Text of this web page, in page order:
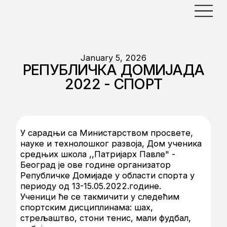
January 5, 2026
РЕПУБЛИЧКА ДОМИЈАДА
2022 - СПОРТ
У сарадњи са Министарством просвете,
науке и технолошког развоја, Дом ученика
средњих школа ,,Патријарх Павле" -
Београд је ове године организатор
Републичке Домијаде у области спорта у
периоду од 13-15.05.2022.године.
Ученици ће се такмичити у следећим
спортским дисциплинама: шах,
стрељаштво, стони тенис, мали фудбал,